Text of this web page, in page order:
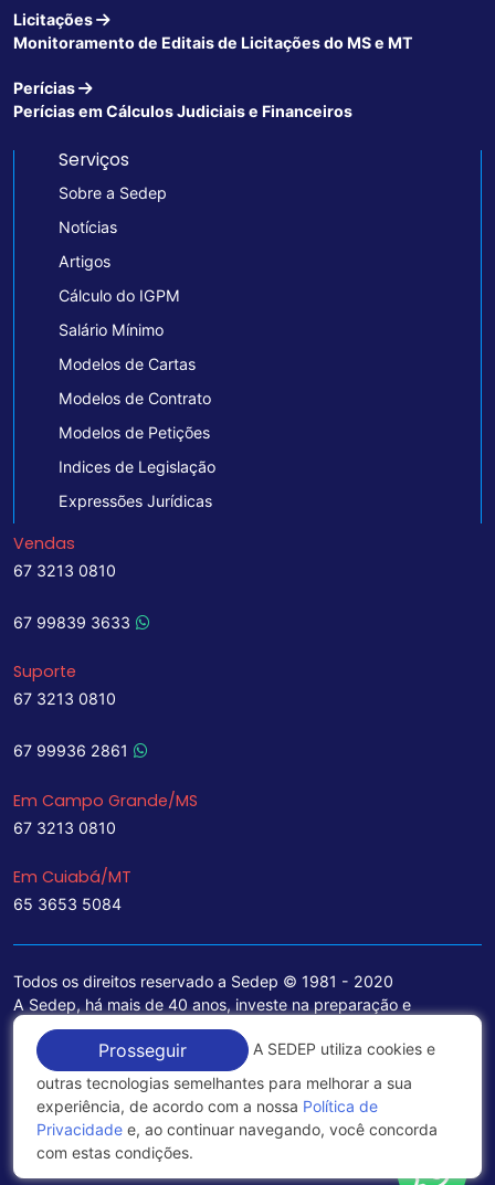
Licitações
Monitoramento de Editais de Licitações do MS e MT
Perícias
Perícias em Cálculos Judiciais e Financeiros
Serviços
Sobre a Sedep
Notícias
Artigos
Cálculo do IGPM
Salário Mínimo
Modelos de Cartas
Modelos de Contrato
Modelos de Petições
Indices de Legislação
Expressões Jurídicas
Vendas
67 3213 0810
67 99839 3633
Suporte
67 3213 0810
67 99936 2861
Em Campo Grande/MS
67 3213 0810
Em Cuiabá/MT
65 3653 5084
Todos os direitos reservado a Sedep © 1981 - 2020
A Sedep, há mais de 40 anos, investe na preparação e
treinamento de funcionários e na aquisição de tecnologia de
ponta para a ampliação de seu portfólio de serviços voltados
para a área jurídica, que contemplam informações seguras e
excelentes soluções empresariais.
Política de Privacidade
Prosseguir
A SEDEP utiliza cookies e
outras tecnologias semelhantes para melhorar a sua
experiência, de acordo com a nossa Política de
Privacidade e, ao continuar navegando, você concorda
com estas condições.